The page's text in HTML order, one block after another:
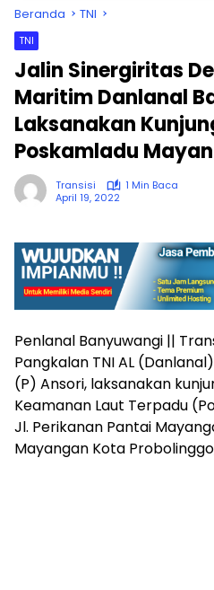
Beranda TNI
TNI
Jalin Sinergiritas
Maritim Danlanal
Laksanakan
Poskamladu
Transisi
1 Min Baca
April 19, 2022
Penlanal Banyuwangi ||
Pangkalan TNI AL
(P) Ansori, laksanakan
Keamanan Laut Terpadu
Jl. Perikanan Pantai
Mayangan Kota